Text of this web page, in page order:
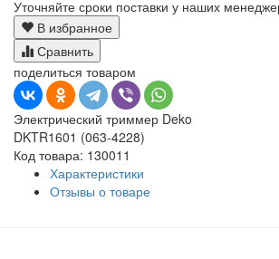
Уточняйте сроки поставки у наших
В избранное
Сравнить
поделиться товаром
Электрический триммер Deko
DKTR1601 (063-4228)
Код товара: 130011
Характеристики
Отзывы о товаре